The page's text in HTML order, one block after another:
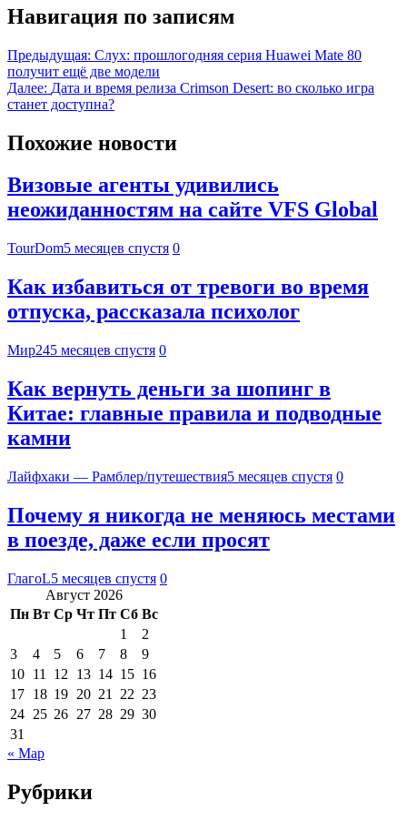
Навигация по записям
Предыдущая: Слух: прошлогодняя серия Huawei Mate 80
получит ещё две модели
Далее: Дата и время релиза Crimson Desert: во сколько игра
станет доступна?
Похожие новости
Визовые агенты удивились
неожиданностям на сайте VFS Global
TourDom5 месяцев спустя 0
Как избавиться от тревоги во время
отпуска, рассказала психолог
Мир245 месяцев спустя 0
Как вернуть деньги за шопинг в
Китае: главные правила и подводные
камни
Лайфхаки — Рамблер/путешествия5 месяцев спустя 0
Почему я никогда не меняюсь местами
в поезде, даже если просят
ГлагоL5 месяцев спустя 0
Август 2026
Пн Вт Ср Чт Пт Сб Вс
1
2
3
4 5 6 7 8
9
10 11 12 13 14 15 16
17 18 19 20 21 22 23
24 25 26 27 28 29 30
31
« Мар
Рубрики